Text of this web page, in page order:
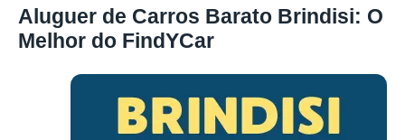
Aluguer de Carros Barato Brindisi: O
Melhor do FindYCar